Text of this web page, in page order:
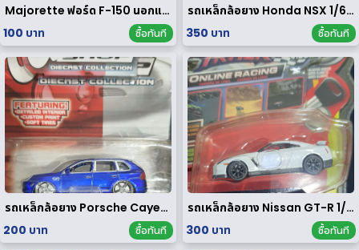
Majorette ฟอร์ด F-150 นอกแพค
100 บาท
ซื้อทันที
รถเหล็กล้อยาง Honda NSX 1/64 ของ rare
350 บาท
ซื้อทันที
รถเหล็กล้อยาง Porsche Cayenne Turbo 1/64
200 บาท
ซื้อทันที
รถเหล็กล้อยาง Nissan GT-R 1/64
300 บาท
ซื้อทันที